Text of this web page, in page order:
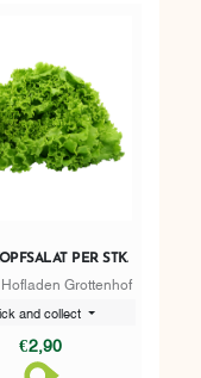
PER STK.
Hofladen Grottenhof
and collect
€2,90